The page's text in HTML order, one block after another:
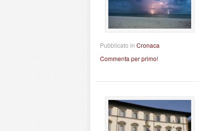
Pubblicato in Cronaca
Commenta per primo!